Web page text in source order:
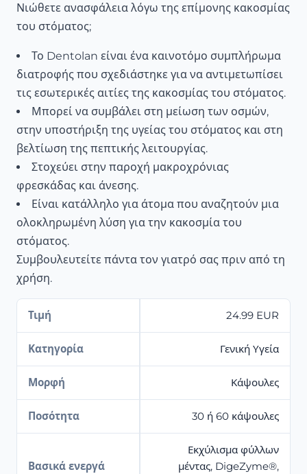
Νιώθετε ανασφάλεια λόγω της επίμονης κακοσμίας
του στόματος;
Το Dentolan είναι ένα καινοτόμο συμπλήρωμα
διατροφής που σχεδιάστηκε για να αντιμετωπίσει
τις εσωτερικές αιτίες της κακοσμίας του στόματος.
Μπορεί να συμβάλει στη μείωση των οσμών,
στην υποστήριξη της υγείας του στόματος και στη
βελτίωση της πεπτικής λειτουργίας.
Στοχεύει στην παροχή μακροχρόνιας
φρεσκάδας και άνεσης.
Είναι κατάλληλο για άτομα που αναζητούν μια
ολοκληρωμένη λύση για την κακοσμία του
στόματος.
Συμβουλευτείτε πάντα τον γιατρό σας πριν από τη
χρήση.
Τιμή 24.99 EUR
Κατηγορία Γενική Υγεία
Μορφή Κάψουλες
Ποσότητα 30 ή 60 κάψουλες
Βασικά ενεργά
Εκχύλισμα φύλλων
μέντας, DigeZyme®,